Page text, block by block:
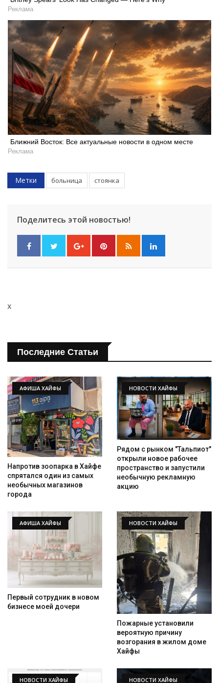
Реклама
Ближний Восток: Все актуальные новости в одном месте
Реклама
Метки больница стоянка
Поделитесь этой новостью!
x
Последние Статьи
АФИША ХАЙФЫ
Напротив зоопарка в Хайфе
спрятался один из самых
необычных магазинов
города
НОВОСТИ ХАЙФЫ
Рядом с рынком "Тальпиот"
открыли новое рабочее
пространство и запустили
необычную рекламную
акцию
АФИША ХАЙФЫ
Первый сотрудник в новом
бизнесе моей дочери
НОВОСТИ ХАЙФЫ
Пожарные установили
вероятную причину
возгорания в жилом доме
Хайфы
НОВОСТИ ХАЙФЫ НОВОСТИ ХАЙФЫ